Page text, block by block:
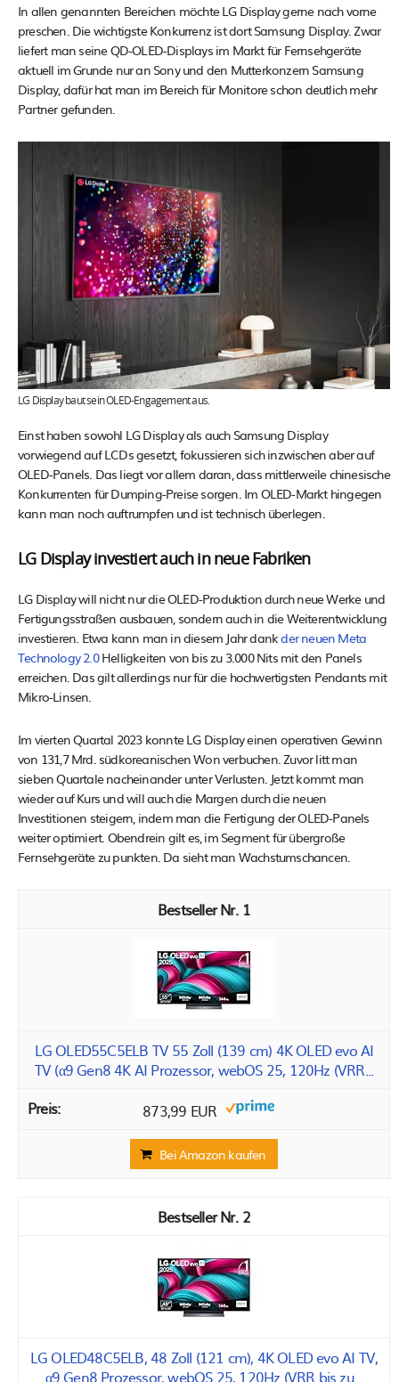
In allen genannten Bereichen möchte LG Display gerne nach vorne
preschen. Die wichtigste Konkurrenz ist dort Samsung Display. Zwar
liefert man seine QD-OLED-Displays im Markt für Fernsehgeräte
aktuell im Grunde nur an Sony und den Mutterkonzern Samsung
Display, dafür hat man im Bereich für Monitore schon deutlich mehr
Partner gefunden.
LG Display baut sein OLED-Engagement aus.
Einst haben sowohl LG Display als auch Samsung Display
vorwiegend auf LCDs gesetzt, fokussieren sich inzwischen aber auf
OLED-Panels. Das liegt vor allem daran, dass mittlerweile chinesische
Konkurrenten für Dumping-Preise sorgen. Im OLED-Markt hingegen
kann man noch auftrumpfen und ist technisch überlegen.
LG Display investiert auch in neue Fabriken
LG Display will nicht nur die OLED-Produktion durch neue Werke und
Fertigungsstraßen ausbauen, sondern auch in die Weiterentwicklung
investieren. Etwa kann man in diesem Jahr dankder neuen Meta
Technology 2.0Helligkeiten von bis zu 3.000 Nits mit den Panels
erreichen. Das gilt allerdings nur für die hochwertigsten Pendants mit
Mikro-Linsen.
Im vierten Quartal 2023 konnte LG Display einen operativen Gewinn
von 131,7 Mrd. südkoreanischen Won verbuchen. Zuvor litt man
sieben Quartale nacheinander unter Verlusten. Jetzt kommt man
wieder auf Kurs und will auch die Margen durch die neuen
Investitionen steigern, indem man die Fertigung der OLED-Panels
weiter optimiert. Obendrein gilt es, im Segment für übergroße
Fernsehgeräte zu punkten. Da sieht man Wachstumschancen.
1
LG OLED55C5ELB TV 55 Zoll (139 cm) 4K OLED evo AI
TV (α9 Gen8 4K AI Prozessor, webOS 25, 120Hz (VRR...
873,99 EUR
Bei Amazon kaufen
2
LG OLED48C5ELB, 48 Zoll (121 cm), 4K OLED evo AI TV,
α9 Gen8 Prozessor, webOS 25, 120Hz (VRR bis zu...